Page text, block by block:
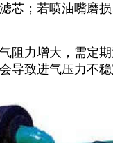
；若喷油嘴磨
力增大，需定
致进气压力不